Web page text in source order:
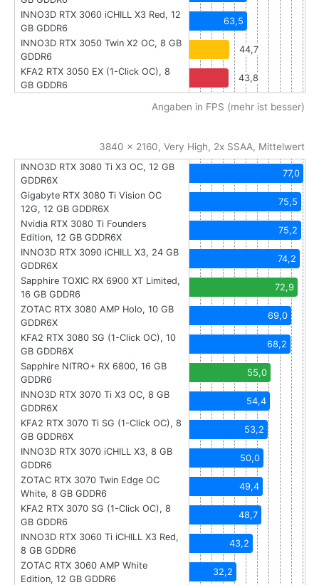
INNO3D RTX 3060 iCHILL X3 Red, 12
GB GDDR6
63,5
INNO3D RTX 3050 Twin X2 OC, 8 GB
GDDR6
44,7
KFA2 RTX 3050 EX (1-Click OC), 8
GB GDDR6
43,8
Angaben in FPS (mehr ist besser)
3840 x 2160, Very High, 2x SSAA, Mittelwert
INNO3D RTX 3080 Ti X3 OC, 12 GB
GDDR6X
77,0
Gigabyte RTX 3080 Ti Vision OC
12G, 12 GB GDDR6X
75,5
Nvidia RTX 3080 Ti Founders
Edition, 12 GB GDDR6X
75,2
INNO3D RTX 3090 iCHILL X3, 24 GB
GDDR6X
74,2
Sapphire TOXIC RX 6900 XT Limited,
16 GB GDDR6
72,9
ZOTAC RTX 3080 AMP Holo, 10 GB
GDDR6X
69,0
KFA2 RTX 3080 SG (1-Click OC), 10
GB GDDR6X
68,2
Sapphire NITRO+ RX 6800, 16 GB
GDDR6
55,0
INNO3D RTX 3070 Ti X3 OC, 8 GB
GDDR6X
54,4
KFA2 RTX 3070 Ti SG (1-Click OC), 8
GB GDDR6X
53,2
INNO3D RTX 3070 iCHILL X3, 8 GB
GDDR6
50,0
ZOTAC RTX 3070 Twin Edge OC
White, 8 GB GDDR6
49,4
KFA2 RTX 3070 SG (1-Click OC), 8
GB GDDR6
48,7
INNO3D RTX 3060 Ti iCHILL X3 Red,
8 GB GDDR6
43,2
ZOTAC RTX 3060 AMP White
Edition, 12 GB GDDR6
32,2